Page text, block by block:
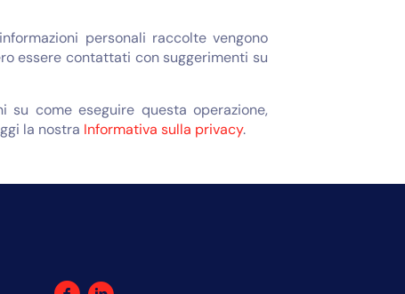
personali raccolte vengono
essere contattati con suggerimenti su
su come eseguire questa operazione,
la nostra Informativa sulla privacy.